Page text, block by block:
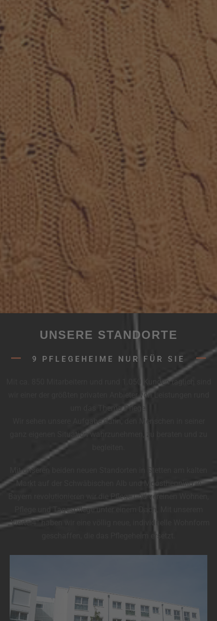
UNSERE STANDORTE
9 PFLEGEHEIME NUR FÜR SIE
Mit ca. 850 Mitarbeitern und rund 1.050 Kunden täglich sind
wir einer der größten privaten Anbieter von Leistungen rund
um das Thema Pflege!
Wir sehen unsere Aufgabe darin, den Menschen in seiner
ganz eigenen Situation wahrzunehmen, zu beraten und zu
Mit unseren beiden neuen Standorten in Stetten am kalten
Markt auf der Schwäbischen Alb und Moosthenning in
Bayern revolutionieren wir die Pflege und vereinen Wohnen,
Pflege und Tagespflege unter einem Dach. Mit unserem
„Viertel4“ haben wir eine völlig neue, individuelle Wohnform
geschaffen, die das Pflegeheim ersetzt.